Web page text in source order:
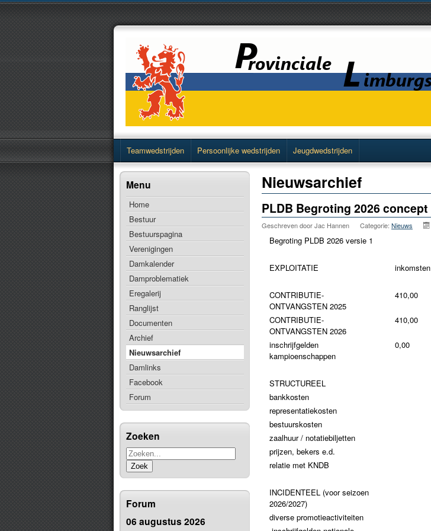
Teamwedstrijden Persoonlijke wedstrijden Jeugdwedstrijden
Menu
Home
Bestuur
Bestuurspagina
Verenigingen
Damkalender
Damproblematiek
Eregalerij
Ranglijst
Documenten
Archief
Nieuwsarchief
Damlinks
Facebook
Forum
Zoeken
Zoek
Forum
06 augustus 2026
Nieuwsarchief
PLDB Begroting 2026 concept
Geschreven doorJac Hannen Categorie: Nieuws
Begroting PLDB 2026 versie 1
EXPLOITATIE inkomsten
CONTRIBUTIE-
ONTVANGSTEN 2025
410,00
CONTRIBUTIE-
ONTVANGSTEN 2026
410,00
inschrijfgelden
kampioenschappen
0,00
STRUCTUREEL
bankkosten
representatiekosten
bestuurskosten
zaalhuur / notatiebiljetten
prijzen, bekers e.d.
relatie met KNDB
INCIDENTEEL (voor seizoen
2026/2027)
diverse promotieactiviteiten